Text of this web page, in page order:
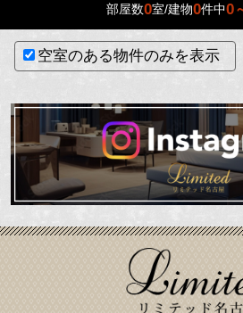
部屋数0室/建物0件中0
空室のある物件のみを表示